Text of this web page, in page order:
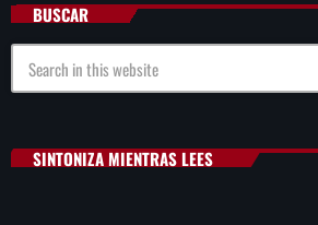
BUSCAR
SINTONIZA MIENTRAS LEES